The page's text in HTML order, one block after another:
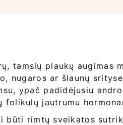
tamsių plaukų augimas
nugaros ar šlaunų
ypač padidėjusiu
jautrumu
būti rimtų sveikatos